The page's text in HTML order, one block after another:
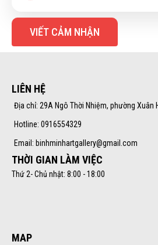
VIẾT CẢM NHẬN
LIÊN HỆ
Địa chỉ: 29A Ngô Thời Nhiệm, phường Xuân
Hotline: 0916554329
Email: binhminhartgallery@gmail.com
THỜI GIAN LÀM VIỆC
Thứ 2- Chủ nhật: 8:00 - 18:00
MAP